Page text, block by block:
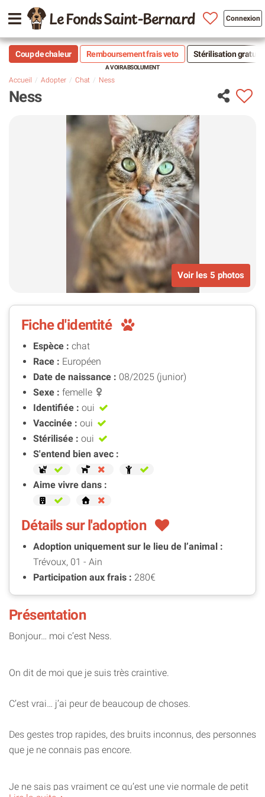
Le Fonds Saint-Bernard Connexion
Coup de chaleur Remboursement frais veto Stérilisation
Accueil Adopter Chat Ness
Ness
Voir les 5 photos
Fiche d'identité
Espèce : chat
Race : Européen
Date de naissance : 08/2025 (junior)
Sexe : femelle
Identifiée : oui
Vaccinée : oui
Stérilisée : oui
S'entend bien avec :
Aime vivre dans :
Détails sur l'adoption
Adoption uniquement sur le lieu de l’animal :
Trévoux, 01 - Ain
Participation aux frais : 280€
Présentation
Bonjour… moi c’est Ness.
On dit de moi que je suis très craintive.
C’est vrai… j’ai peur de beaucoup de choses.
Des gestes trop rapides, des bruits inconnus, des personnes
que je ne connais pas encore.
Je ne sais pas vraiment ce qu’est une vie normale de petit